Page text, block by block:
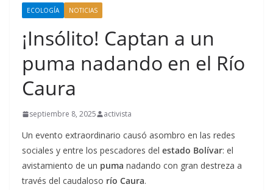
ECOLOGÍA NOTICIAS
¡Insólito! Captan a un
puma nadando en el Río
Caura
septiembre 8, 2025 activista
Un evento extraordinario causó asombro en las redes
sociales y entre los pescadores del estado Bolívar: el
avistamiento de un puma nadando con gran destreza a
través del caudaloso río Caura.